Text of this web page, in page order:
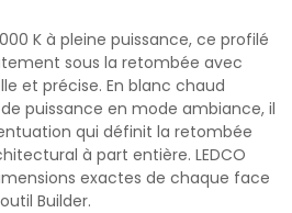
K à pleine puissance, ce profilé
sous la retombée avec
et précise. En blanc chaud
puissance en mode ambiance, il
qui définit la retombée
à part entière. LEDCO
exactes de chaque face
Builder.